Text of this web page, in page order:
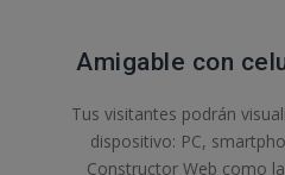
Amigable con
Tus visitantes podrán
dispositivo: PC,
Constructor Web como